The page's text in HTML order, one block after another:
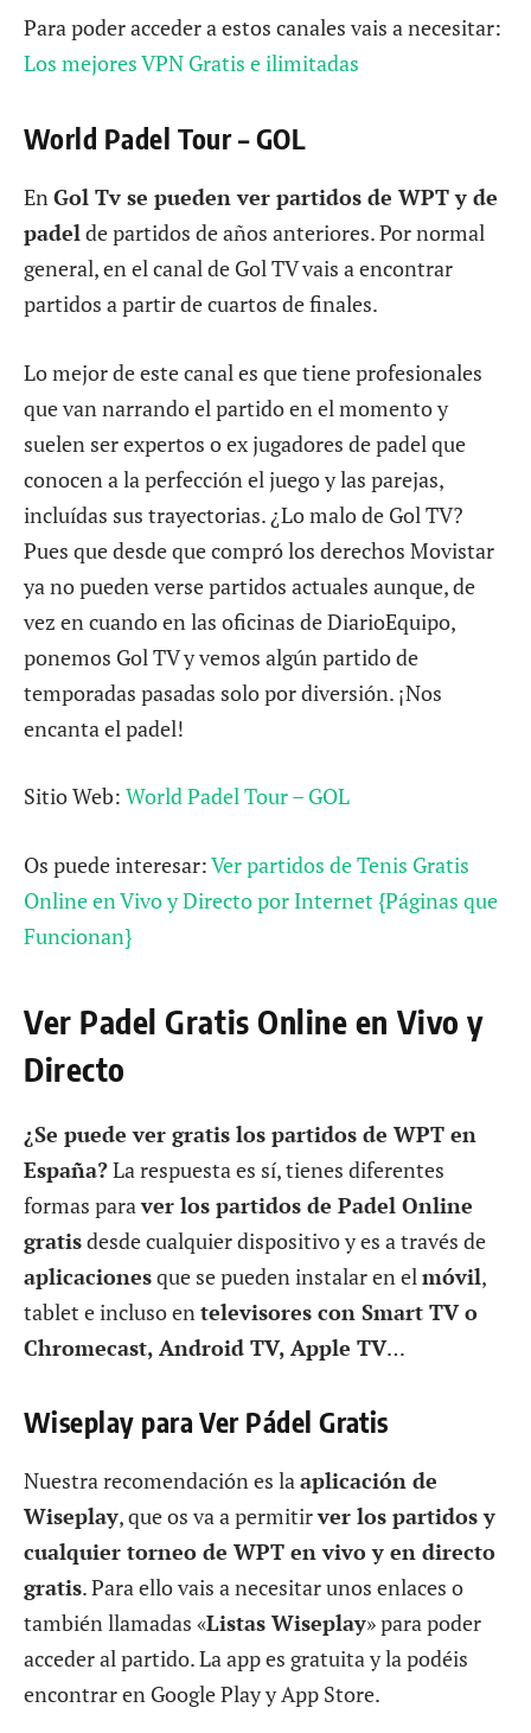
Para poder acceder a estos canales vais a necesitar:
Los mejores VPN Gratis e ilimitadas
World Padel Tour – GOL
EnGol Tv se pueden ver partidos de WPT y de
padelde partidos de años anteriores. Por normal
general, en el canal de Gol TV vais a encontrar
partidos a partir de cuartos de finales.
Lo mejor de este canal es que tiene profesionales
que van narrando el partido en el momento y
suelen ser expertos o ex jugadores de padel que
conocen a la perfección el juego y las parejas,
incluídas sus trayectorias. ¿Lo malo de Gol TV?
Pues que desde que compró los derechos Movistar
ya no pueden verse partidos actuales aunque, de
vez en cuando en las oficinas de DiarioEquipo,
ponemos Gol TV y vemos algún partido de
temporadas pasadas solo por diversión. ¡Nos
encanta el padel!
Sitio Web: World Padel Tour – GOL
Os puede interesar:Ver partidos de Tenis Gratis
Online en Vivo y Directo por Internet {Páginas que
Funcionan}
Ver Padel Gratis Online en Vivo y
Directo
¿Se puede ver gratis los partidos de WPT en
España?La respuesta es sí, tienes diferentes
formas paraver los partidos de Padel Online
gratisdesde cualquier dispositivo y es a través de
aplicacionesque se pueden instalar en el móvil,
tablet e incluso en televisores con Smart TV o
Chromecast, Android TV, Apple TV…
Wiseplay para Ver Pádel Gratis
Nuestra recomendación es laaplicación de
Wiseplay, que os va a permitirver los partidos y
cualquier torneo de WPT en vivo y en directo
gratis. Para ello vais a necesitar unos enlaces o
también llamadas «Listas Wiseplay» para poder
acceder al partido. La app es gratuita y la podéis
encontrar en Google Play y App Store.